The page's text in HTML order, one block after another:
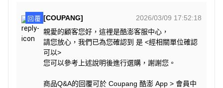
回覆 [COUPANG]
2026/03/09 17:52:18
親愛的顧客您好，這裡是酷澎客服中心，
請您放心，我們已為您確認到 是 <經相關單位確認
可以>
您可以參考上述說明後進行選購，謝謝您。
商品Q&A的回覆可於 Coupang 酷澎 App > 會員中